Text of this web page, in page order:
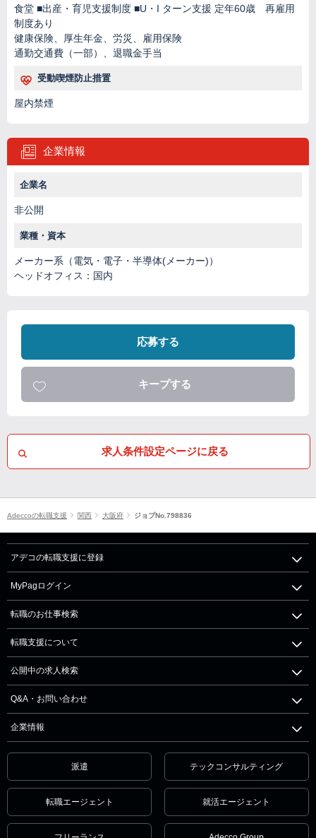
食堂 ■出産・育児支援制度 ■U・I ターン支援 定年60歳 再雇用
制度あり
健康保険、厚生年金、労災、雇用保険
通勤交通費（一部）、退職金手当
受動喫煙防止措置
屋内禁煙
企業情報
企業名
非公開
業種・資本
メーカー系（電気・電子・半導体(メーカー)）
ヘッドオフィス：国内
応募する
キープする
求人条件設定ページに戻る
Adeccoの転職支援 関西 大阪府 ジョブNo.798836
アデコの転職支援に登録
MyPagログイン
転職のお仕事検索
転職支援について
公開中の求人検索
Q&A・お問い合わせ
企業情報
派遣 テックコンサルティング
転職エージェント 就活エージェント